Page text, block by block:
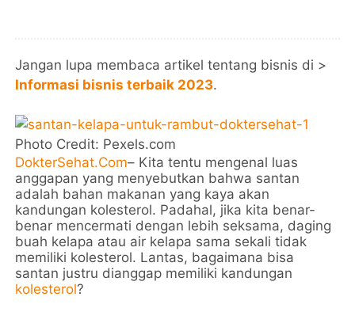
Jangan lupa membaca artikel tentang bisnis di >
Informasi bisnis terbaik 2023.
Photo Credit: Pexels.com
DokterSehat.Com– Kita tentu mengenal luas
anggapan yang menyebutkan bahwa santan
adalah bahan makanan yang kaya akan
kandungan kolesterol. Padahal, jika kita benar-
benar mencermati dengan lebih seksama, daging
buah kelapa atau air kelapa sama sekali tidak
memiliki kolesterol. Lantas, bagaimana bisa
santan justru dianggap memiliki kandungan
kolesterol?